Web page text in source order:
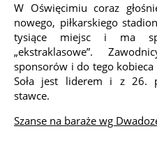
W Oświęcimiu coraz
nowego, piłkarskiego
tysiące miejsc i ma
„ekstraklasowe”.
sponsorów i do tego
Soła jest liderem i z 26.
stawce.
Szanse na baraże wg